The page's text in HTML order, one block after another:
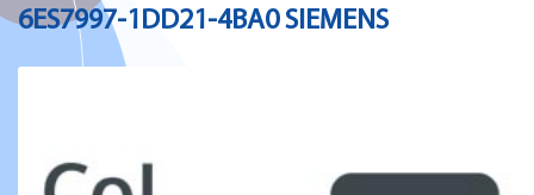
6ES7997-1DD21-4BA0 SIEMENS